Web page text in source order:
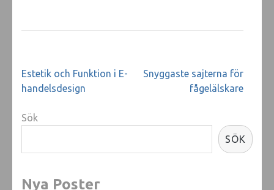
Inläggsnavigering
Estetik och Funktion i E-
handelsdesign
Snyggaste sajterna för
fågelälskare
Sök
SÖK
Nya Poster